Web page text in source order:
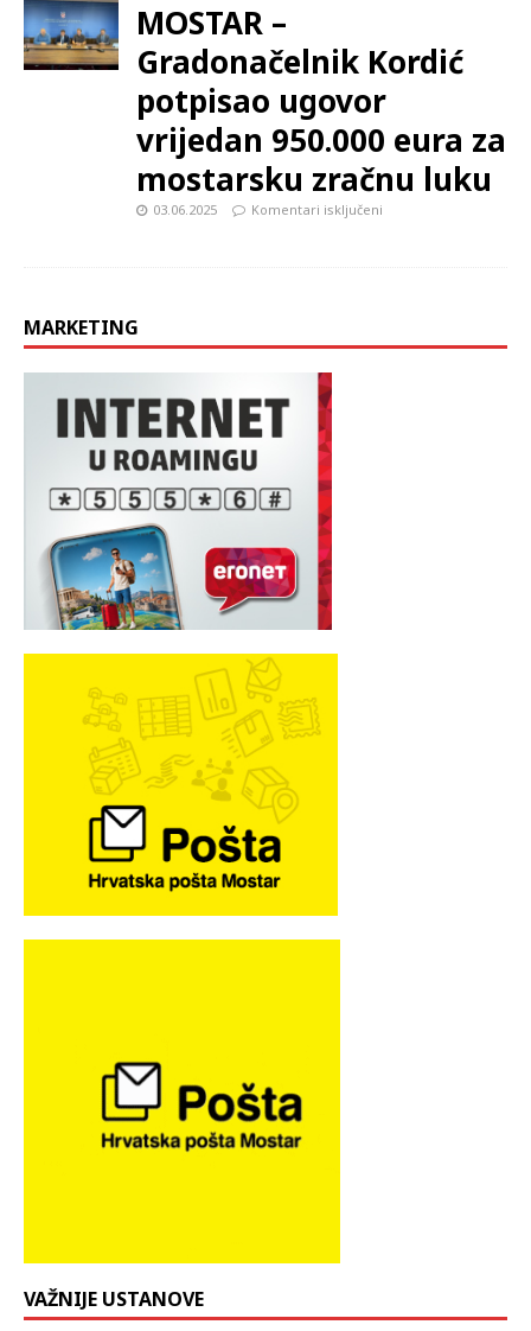
MOSTAR –
Gradonačelnik Kordić
potpisao ugovor
vrijedan 950.000 eura za
mostarsku zračnu luku
03.06.2025 Komentari isključeni
MARKETING
VAŽNIJE USTANOVE